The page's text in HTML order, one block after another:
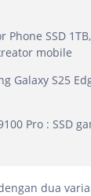
Phone SSD
mobile
Galaxy S25
Pro : SSD
dua